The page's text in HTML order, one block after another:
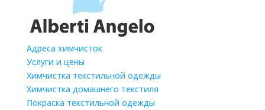
Адреса химчисток
Услуги и цены
Химчистка текстильной одежды
Химчистка домашнего текстиля
Покраска текстильной одежды